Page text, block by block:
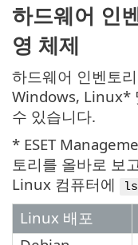
하드웨어 인
영 체제
하드웨어 인벤토
Windows, Linux*
수 있습니다.
* ESET
토리를 올바로 보
Linux 컴퓨터에
Linux 배포